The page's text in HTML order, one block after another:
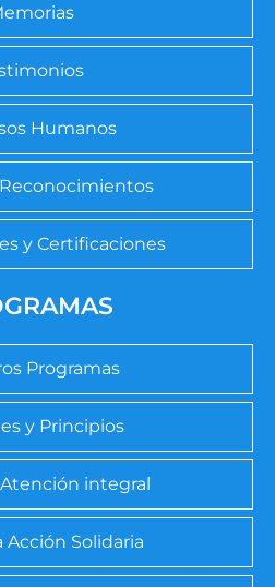
Humanos
y Certificaciones
Programas
y Principios
integral
Acción Solidaria